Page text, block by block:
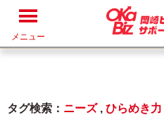
メニュー
タグ検索： ニーズ, ひらめき力